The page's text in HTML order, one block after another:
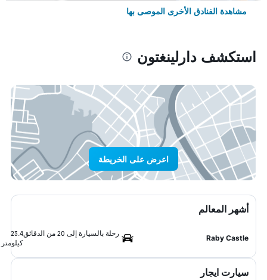
مشاهدة الفنادق الأخرى الموصى بها
استكشف دارلينغتون
اعرض على الخريطة
أشهر المعالم
Raby Castle
رحلة بالسيارة إلى 20 من الدقائق
23.4
كيلومتر
سيارت ايجار